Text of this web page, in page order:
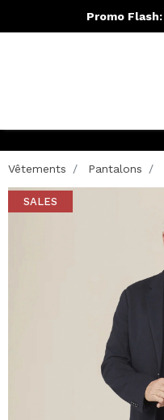
Promo Flash:
Vêtements Pantalons
SALES